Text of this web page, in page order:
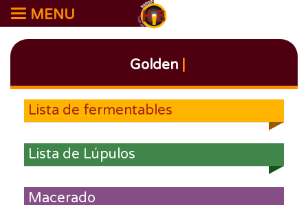
MENU
Golden|
Lista de fermentables
Lista de Lúpulos
Macerado